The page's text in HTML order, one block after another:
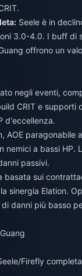
Seele è in
3.0-4.0. I buff di
offrono un
negli eventi,
CRIT e supporti
d'eccellenza.
AOE paragonabile
nemici a bassi HP.
passivi.
basata sui
sinergia Elation.
danni più basso
Firefly